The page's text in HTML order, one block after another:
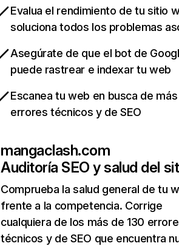
Evalua el rendimiento de tu sitio
soluciona todos los problemas
Asegúrate de que el bot de
puede rastrear e indexar tu web
Escanea tu web en busca de
errores técnicos y de SEO
mangaclash.com
Auditoría SEO y salud del
Comprueba la salud general de tu
frente a la competencia. Corrige
cualquiera de los más de 130
técnicos y de SEO que encuentra